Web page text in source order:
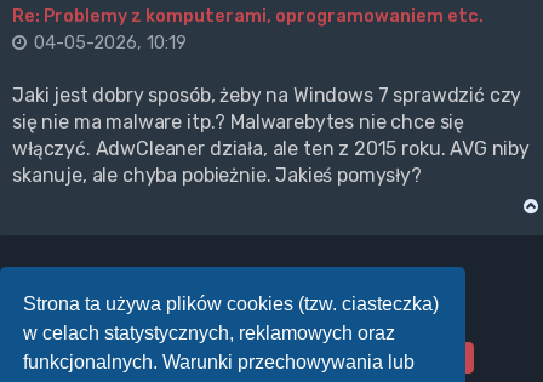
Strona ta używa plików cookies (tzw. ciasteczka)
w celach statystycznych, reklamowych oraz
funkcjonalnych. Warunki przechowywania lub
Re: Problemy z komputerami, oprogramowaniem etc.
04-05-2026, 10:19
Jaki jest dobry sposób, żeby na Windows 7 sprawdzić czy
się nie ma malware itp.? Malwarebytes nie chce się
włączyć. AdwCleaner działa, ale ten z 2015 roku. AVG niby
skanuje, ale chyba pobieżnie. Jakieś pomysły?
ODPOWIEDZ
Posty: 1849 Strona93z93
Poprzednia
1 … 89 90 91 92